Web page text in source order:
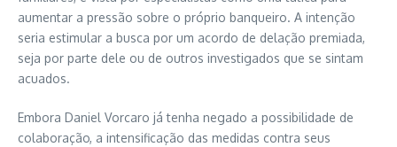
aumentar a pressão sobre o próprio banqueiro. A intenção
seria estimular a busca por um acordo de delação premiada,
seja por parte dele ou de outros investigados que se sintam
acuados.
Embora Daniel Vorcaro já tenha negado a possibilidade de
colaboração, a intensificação das medidas contra seus